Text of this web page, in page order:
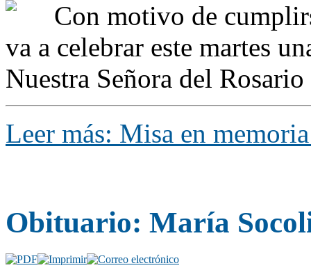
Con motivo de
va a celebrar este martes
Nuestra Señora del
Leer más: Misa en
Obituario: María